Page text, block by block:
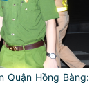
Quận Hồng Bàng: